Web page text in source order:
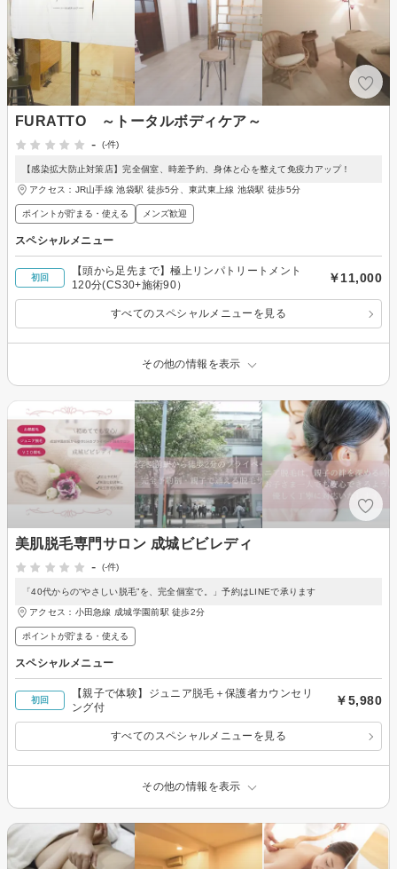
FURATTO ～トータルボディケア～
-
(-件)
【感染拡大防止対策店】完全個室、時差予約、身体と心を整えて免疫力アップ！
アクセス：JR山手線 池袋駅 徒歩5分、東武東上線 池袋駅 徒歩5分
ポイントが貯まる・使える メンズ歓迎
スペシャルメニュー
初回
【頭から足先まで】極上リンパトリートメント
120分(CS30+施術90）
￥11,000
すべてのスペシャルメニューを見る
その他の情報を表示
美肌脱毛専門サロン 成城ビビレディ
-
(-件)
「40代からの“やさしい脱毛”を、完全個室で。」予約はLINEで承ります
アクセス：小田急線 成城学園前駅 徒歩2分
ポイントが貯まる・使える
スペシャルメニュー
初回
【親子で体験】ジュニア脱毛＋保護者カウンセリ
ング付
￥5,980
すべてのスペシャルメニューを見る
その他の情報を表示